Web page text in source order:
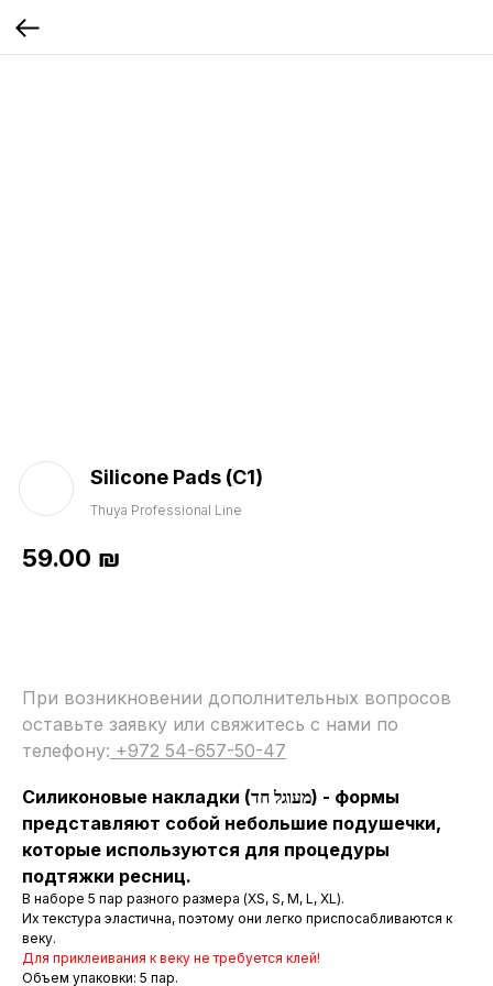
Silicone Pads (C1)
Thuya Professional Line
59.00 ₪
При возникновении дополнительных вопросов
оставьте заявку или свяжитесь с нами по
телефону: +972 54-657-50-47
Силиконовые накладки (מעוגל חד) - формы
представляют собой небольшие подушечки,
которые используются для процедуры
подтяжки ресниц.
В наборе 5 пар разного размера (XS, S, M, L, XL).
Их текстура эластична, поэтому они легко приспосабливаются к
веку.
Для приклеивания к веку не требуется клей!
Объем упаковки: 5 пар.